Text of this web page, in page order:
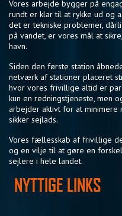
Vores arbejde bygger på
rundt er klar til at rykke ud og
det er tekniske problemer,
på vandet, er vores mål at
havn.
Siden den første station
netværk af stationer placeret
hvor vores frivillige altid er
kun en redningstjeneste, men
arbejder aktivt for at minimere
sikker sejlads.
Vores fællesskab af frivillige
og en vilje til at gøre en
sejlere i hele landet.
NYTTIGE LINKS